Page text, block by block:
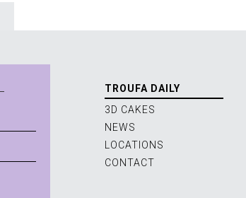
TROUFA DAILY
3D CAKES
NEWS
LOCATIONS
CONTACT